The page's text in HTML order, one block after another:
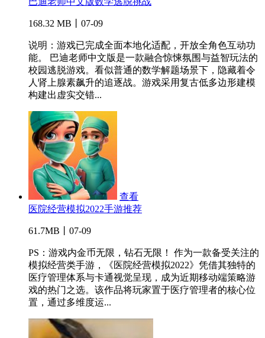
168.32 MB丨07-09
说明：游戏已完成全面本地化适配，开放全角色互动功
能。 巴迪老师中文版是一款融合惊悚氛围与益智玩法的
校园逃脱游戏。看似普通的数学解题场景下，隐藏着令
人肾上腺素飙升的追逐战。游戏采用复古低多边形建模
构建出虚实交错...
查看
医院经营模拟2022手游推荐
61.7MB丨07-09
PS：游戏内金币无限，钻石无限！ 作为一款备受关注的
模拟经营类手游，《医院经营模拟2022》凭借其独特的
医疗管理体系与卡通视觉呈现，成为近期移动端策略游
戏的热门之选。该作品将玩家置于医疗管理者的核心位
置，通过多维度运...